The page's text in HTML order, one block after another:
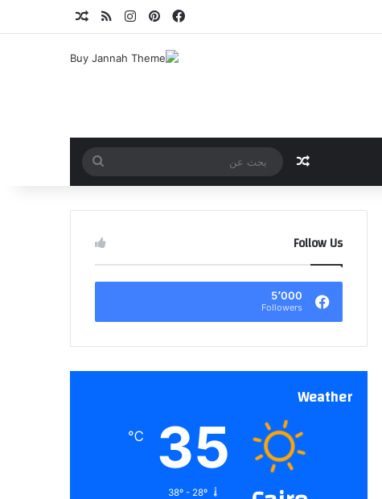
فيسبوكبينتيريستانستقرامملخص الموقع RSS
مقال عشوائي
عن
Follow Us
5٬000
Followers
Weather
35
℃
38º - 28º